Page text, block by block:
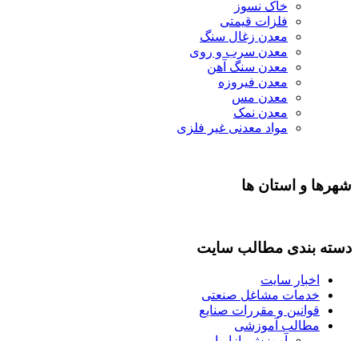
خاک نسوز
فلزات قیمتی
معدن زغال سنگ
معدن سرب و روی
معدن سنگ آهن
معدن فیروزه
معدن مس
معدن نمک
مواد معدنی غیر فلزی
ها
مطالب سایت
سایت
مشاغل صنعتی
و مقررات صنایع
آموزشی